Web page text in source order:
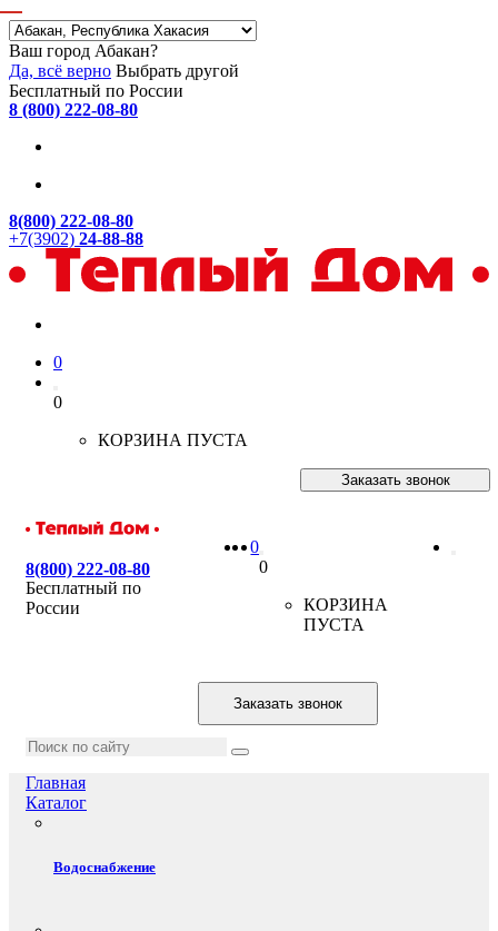
Ваш город Абакан?
Да, всё верно Выбрать другой
Бесплатный по России
8 (800) 222-08-80
8(800) 222-08-80
+7(3902) 24-88-88
0
0
КОРЗИНА ПУСТА
Заказать звонок
8(800) 222-08-80
Бесплатный по
России
0
0
КОРЗИНА
ПУСТА
Заказать звонок
Главная
Каталог
Водоснабжение